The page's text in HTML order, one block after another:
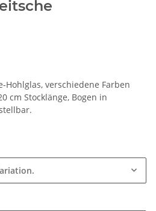
Hohlglas, verschiedene Farben
cm Stocklänge, Bogen in